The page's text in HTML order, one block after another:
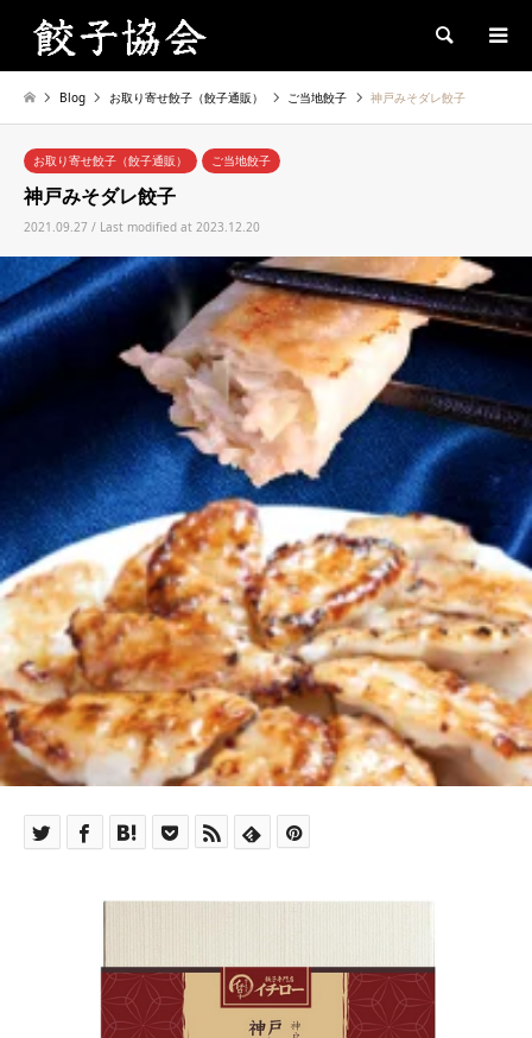
Search
Blog お取り寄せ餃子（餃子通販） ご当地餃子 神戸みそダレ餃子
お取り寄せ餃子（餃子通販） ご当地餃子
神戸みそダレ餃子
2021.09.27 / Last modified at 2023.12.20